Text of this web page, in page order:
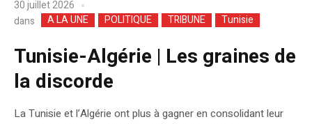
30 juillet 2026
dans
A LA UNE POLITIQUE TRIBUNE Tunisie
Tunisie-Algérie | Les graines de
la discorde
La Tunisie et l’Algérie ont plus à gagner en consolidant leur